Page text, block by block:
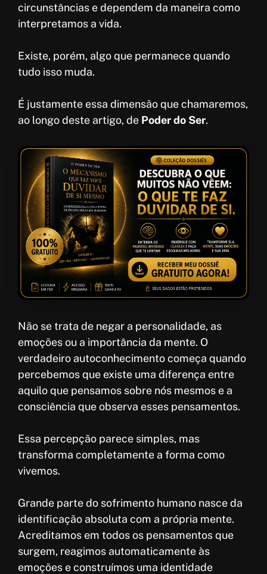
circunstâncias e dependem da maneira como
interpretamos a vida.
Existe, porém, algo que permanece quando
tudo isso muda.
É justamente essa dimensão que chamaremos,
ao longo deste artigo, de Poder do Ser.
Não se trata de negar a personalidade, as
emoções ou a importância da mente. O
verdadeiro autoconhecimento começa quando
percebemos que existe uma diferença entre
aquilo que pensamos sobre nós mesmos e a
consciência que observa esses pensamentos.
Essa percepção parece simples, mas
transforma completamente a forma como
vivemos.
Grande parte do sofrimento humano nasce da
identificação absoluta com a própria mente.
Acreditamos em todos os pensamentos que
surgem, reagimos automaticamente às
emoções e construímos uma identidade